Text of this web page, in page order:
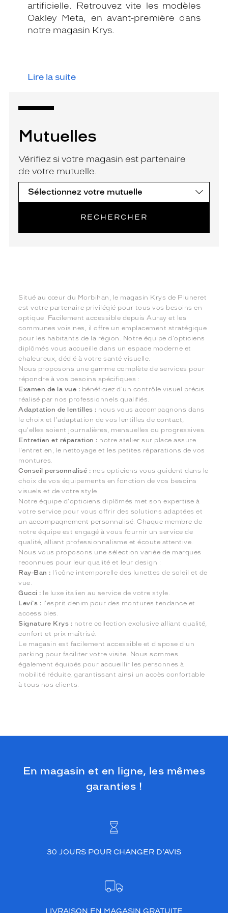
artificielle. Retrouvez vite les modèles
Oakley Meta, en avant-première dans
notre magasin Krys.
Lire la suite
Mutuelles
Vérifiez si votre magasin est partenaire
de votre mutuelle.
RECHERCHER
Situé au cœur du Morbihan, le magasin Krys de Pluneret
est votre partenaire privilégié pour tous vos besoins en
optique. Facilement accessible depuis Auray et les
communes voisines, il offre un emplacement stratégique
pour les habitants de la région. Notre équipe d'opticiens
diplômés vous accueille dans un espace moderne et
chaleureux, dédié à votre santé visuelle.
Nous proposons une gamme complète de services pour
répondre à vos besoins spécifiques :
Examen de la vue : bénéficiez d'un contrôle visuel précis
réalisé par nos professionnels qualifiés.
Adaptation de lentilles : nous vous accompagnons dans
le choix et l'adaptation de vos lentilles de contact,
qu'elles soient journalières, mensuelles ou progressives.
Entretien et réparation : notre atelier sur place assure
l'entretien, le nettoyage et les petites réparations de vos
montures.
Conseil personnalisé : nos opticiens vous guident dans le
choix de vos équipements en fonction de vos besoins
visuels et de votre style.
Notre équipe d'opticiens diplômés met son expertise à
votre service pour vous offrir des solutions adaptées et
un accompagnement personnalisé. Chaque membre de
notre équipe est engagé à vous fournir un service de
qualité, alliant professionnalisme et écoute attentive.
Nous vous proposons une sélection variée de marques
reconnues pour leur qualité et leur design :
Ray-Ban : l'icône intemporelle des lunettes de soleil et de
vue.
Gucci : le luxe italien au service de votre style.
Levi's : l'esprit denim pour des montures tendance et
accessibles.
Signature Krys : notre collection exclusive alliant qualité,
confort et prix maîtrisé.
Le magasin est facilement accessible et dispose d'un
parking pour faciliter votre visite. Nous sommes
également équipés pour accueillir les personnes à
mobilité réduite, garantissant ainsi un accès confortable
à tous nos clients.
En magasin et en ligne, les mêmes
garanties !
30 JOURS POUR CHANGER D’AVIS
LIVRAISON EN MAGASIN GRATUITE